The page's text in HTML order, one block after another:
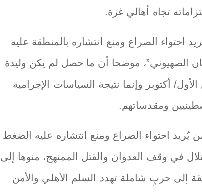
تجاه أهالي غزة.
احتواء الصراع ومنع انتشاره بالمنطقة عليه
الصهيوني”، موضحا أن ما حصل لم يكن وليدة
أكتوبر وإنما نتيجة السياسات الإجرامية
ومقدساتهم.
يُريد احتواء الصراع ومنع انتشاره عليه الضغط
في وقف العدوان والقتل الممنهج، منوها إلى
إلى حربٍ شاملة تهدد السلم الأهلي والأمن